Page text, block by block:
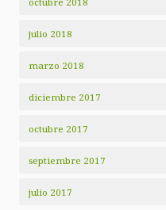
julio 2018
marzo 2018
diciembre 2017
octubre 2017
septiembre 2017
julio 2017